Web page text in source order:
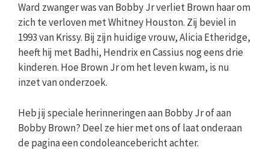
Ward zwanger was van Bobby Jr verliet Brown haar om
zich te verloven met Whitney Houston. Zij beviel in
1993 van Krissy. Bij zijn huidige vrouw, Alicia Etheridge,
heeft hij met Badhi, Hendrix en Cassius nog eens drie
kinderen. Hoe Brown Jr om het leven kwam, is nu
inzet van onderzoek.
Heb jij speciale herinneringen aan Bobby Jr of aan
Bobby Brown? Deel ze hier met ons of laat onderaan
de pagina een condoleancebericht achter.